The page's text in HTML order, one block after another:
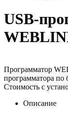
USB-
Программатор
программатора по
Стоимость с
Описание